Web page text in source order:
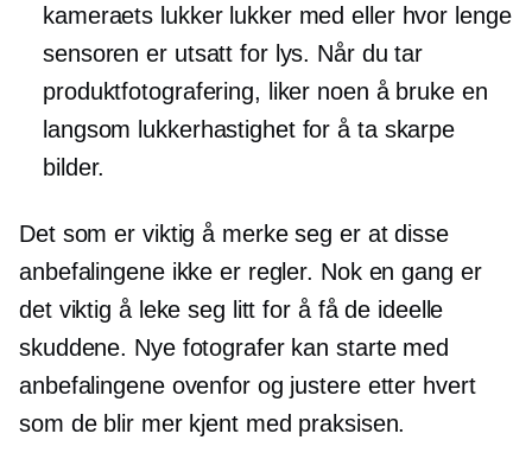
kameraets lukker lukker med eller hvor lenge
sensoren er utsatt for lys. Når du tar
produktfotografering, liker noen å bruke en
langsom lukkerhastighet for å ta skarpe
bilder.
Det som er viktig å merke seg er at disse
anbefalingene ikke er regler. Nok en gang er
det viktig å leke seg litt for å få de ideelle
skuddene. Nye fotografer kan starte med
anbefalingene ovenfor og justere etter hvert
som de blir mer kjent med praksisen.